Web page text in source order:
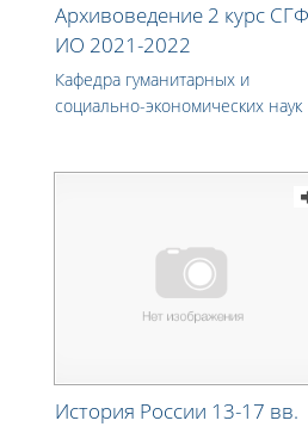
Архивоведение 2 курс СГФ
ИО 2021-2022
Кафедра гуманитарных и
социально-экономических наук
История России 13-17 вв.